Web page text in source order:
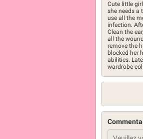
Cute little
she needs a
use all the
infection.
Clean the
all the
remove the
blocked her
abilities.
wardrobe